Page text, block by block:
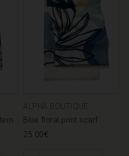
ALPHA BOUTIQUE
Blue floral print scarf
25.00€